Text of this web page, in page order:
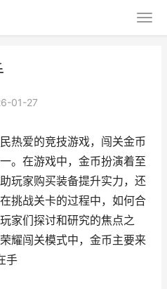
01-27
热爱的竞技游戏，闯关金币
。在游戏中，金币扮演着至
玩家购买装备提升实力，还
挑战关卡的过程中，如何合
家们探讨和研究的焦点之
耀闯关模式中，金币主要来
手